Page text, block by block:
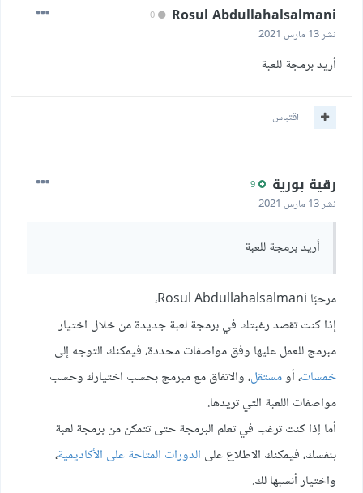
Rosul Abdullahalsalmani
نشر13 مارس 2021
أريد برمجة للعبة
اقتباس
رقية بورية
نشر13 مارس 2021
أريد برمجة للعبة
مرحبًا Rosul Abdullahalsalmani،
إذا كنت تقصد رغبتك في برمجة لعبة جديدة من خلال اختيار
مبرمج للعمل عليها وفق مواصفات محددة، فيمكنك التوجه إلى
خمسات، أومستقل، والاتفاق مع مبرمج بحسب اختيارك وحسب
مواصفات اللعبة التي تريدها.
أما إذا كنت ترغب في تعلم البرمجة حتى تتمكن من برمجة لعبة
بنفسك، فيمكنك الاطلاع على الدورات المتاحة على الأكاديمية،
واختيار أنسبها لك.